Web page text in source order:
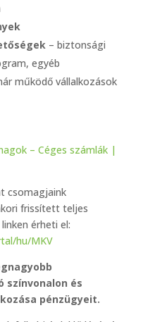
– biztonsági
egyéb
működő vállalkozások
– Céges számlák |
csomagjaink
frissített teljes
érheti el:
hu/MKV
és
pénzügyeit.